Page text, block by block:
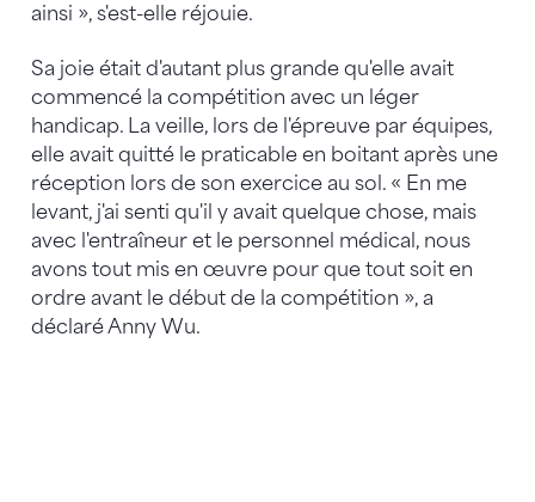
ainsi », s'est-elle réjouie.
Sa joie était d'autant plus grande qu'elle avait
commencé la compétition avec un léger
handicap. La veille, lors de l'épreuve par équipes,
elle avait quitté le praticable en boitant après une
réception lors de son exercice au sol. « En me
levant, j'ai senti qu'il y avait quelque chose, mais
avec l'entraîneur et le personnel médical, nous
avons tout mis en œuvre pour que tout soit en
ordre avant le début de la compétition », a
déclaré Anny Wu.